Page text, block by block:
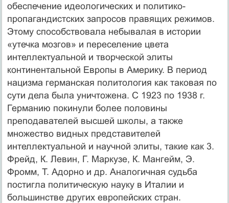
обеспечение идеологических и политико-
пропагандистских запросов правящих режимов.
Этому способствовала небывалая в истории
«утечка мозгов» и переселение цвета
интеллектуальной и творческой элиты
континентальной Европы в Америку. В период
нацизма германская политология как таковая по
сути дела была уничтожена. С 1923 по 1938 г.
Германию покинули более половины
преподавателей высшей школы, а также
множество видных представителей
интеллектуальной и научной элиты, такие как 3.
Фрейд, К. Левин, Г. Маркузе, К. Мангейм, Э.
Фромм, Т. Адорно и др. Аналогичная судьба
постигла политическую науку в Италии и
большинстве других европейских стран.